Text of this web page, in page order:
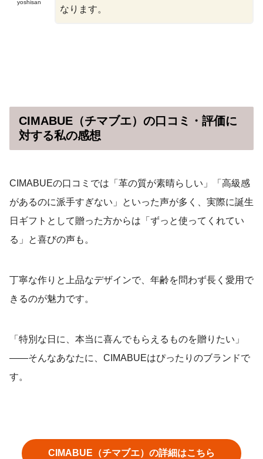
yoshisan
なります。
CIMABUE（チマブエ）の口コミ・評価に
対する私の感想
CIMABUEの口コミでは「革の質が素晴らしい」「高級感
があるのに派手すぎない」といった声が多く、実際に誕生
日ギフトとして贈った方からは「ずっと使ってくれてい
る」と喜びの声も。
丁寧な作りと上品なデザインで、年齢を問わず長く愛用で
きるのが魅力です。
「特別な日に、本当に喜んでもらえるものを贈りたい」
——そんなあなたに、CIMABUEはぴったりのブランドで
す。
CIMABUE（チマブエ）の詳細はこちら